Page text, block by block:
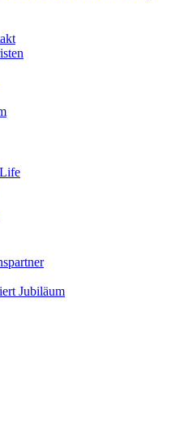
Jubiläum